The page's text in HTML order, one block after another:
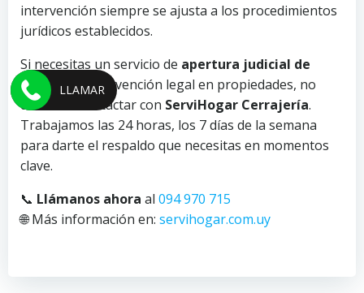
intervención siempre se ajusta a los procedimientos
jurídicos establecidos.
Si necesitas un servicio de apertura judicial de
puertas o intervención legal en propiedades, no
dudes en contactar con ServiHogar Cerrajería.
Trabajamos las 24 horas, los 7 días de la semana
para darte el respaldo que necesitas en momentos
clave.
📞 Llámanos ahora al 094 970 715
🌐 Más información en: servihogar.com.uy
LLAMAR